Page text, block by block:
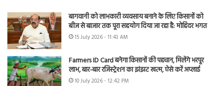
बागवानी को लाभकारी व्यवसाय बनाने के लिए किसानों को
बीज से बाजार तक पूरा सहयोग दिया जा रहा है: मोहिंदर भगत
15 July 2026 - 11:43 AM
Farmers ID Card बनेगा किसानों की पहचान, मिलेंगे भरपूर
लाभ, बार-बार रजिस्ट्रेशन का झंझट खत्म, ऐसे करें अप्लाई
10 July 2026 - 12:42 PM